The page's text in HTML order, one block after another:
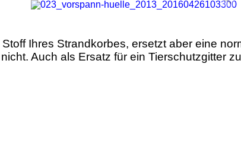
Ihres Strandkorbes, ersetzt aber eine
Auch als Ersatz für ein Tierschutzgitter